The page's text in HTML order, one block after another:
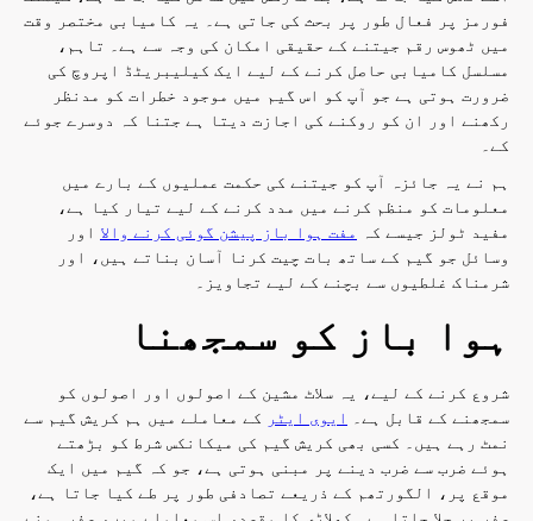
فورمز پر فعال طور پر بحث کی جاتی ہے۔ یہ کامیابی مختصر وقت
میں ٹھوس رقم جیتنے کے حقیقی امکان کی وجہ سے ہے۔ تاہم،
مسلسل کامیابی حاصل کرنے کے لیے ایک کیلیبریٹڈ اپروچ کی
ضرورت ہوتی ہے جو آپ کو اس گیم میں موجود خطرات کو مدنظر
رکھنے اور ان کو روکنے کی اجازت دیتا ہے جتنا کہ دوسرے جوئے
کے۔
ہم نے یہ جائزہ آپ کو جیتنے کی حکمت عملیوں کے بارے میں
معلومات کو منظم کرنے میں مدد کرنے کے لیے تیار کیا ہے،
مفید ٹولز جیسے کہ مفت ہوا باز پیشن گوئی کرنے والا اور
وسائل جو گیم کے ساتھ بات چیت کرنا آسان بناتے ہیں، اور
شرمناک غلطیوں سے بچنے کے لیے تجاویز۔
ہوا باز کو سمجھنا
شروع کرنے کے لیے، یہ سلاٹ مشین کے اصولوں اور اصولوں کو
سمجھنے کے قابل ہے۔ ایوی ایٹر کے معاملے میں ہم کریش گیم سے
نمٹ رہے ہیں۔ کسی بھی کریش گیم کی میکانکس شرط کو بڑھتے
ہوئے ضرب سے ضرب دینے پر مبنی ہوتی ہے، جو کہ گیم میں ایک
موقع پر، الگورتھم کے ذریعے تصادفی طور پر طے کیا جاتا ہے،